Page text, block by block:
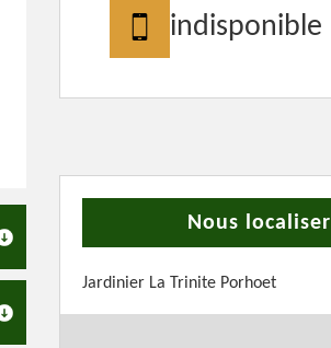
indisponible
Nous localiser
Jardinier La Trinite Porhoet